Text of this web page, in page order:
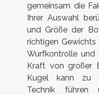
gemeinsam die
Ihrer Auswahl
und Größe der
richtigen
Wurfkontrolle und
Kraft von großer
Kugel kann zu
Technik führen